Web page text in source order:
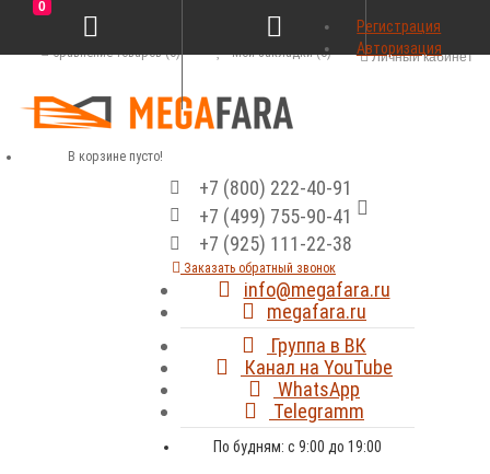
Личный кабинет
Мои закладки (0)
Сравнение товаров (0)
+7 (800) 222-40-91
+7 (499) 755-90-41
+7 (925) 111-22-38
Заказать обратный звонок
info@megafara.ru
megafara.ru
Группа в ВК
Канал на YouTube
WhatsApp
Telegramm
По будням: с 9:00 до 19:00
Регистрация
Авторизация
0
В корзине пусто!